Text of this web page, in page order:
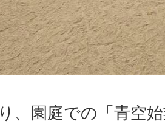
、園庭での「青空